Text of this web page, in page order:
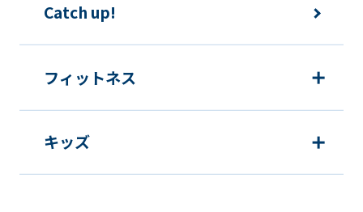
Catch up!
フィットネス
キッズ